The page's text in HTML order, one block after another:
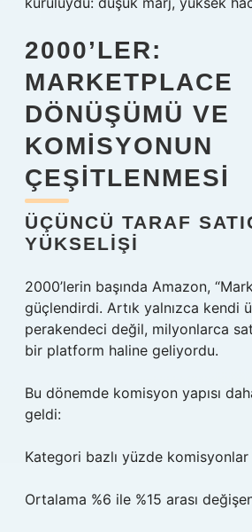
2000’LER:
MARKETPLACE
DÖNÜŞÜMÜ VE
KOMISYONUN
ÇEŞITLENMESI
ÜÇÜNCÜ TARAF
YÜKSELIŞI
2000’lerin başında Amazon,
güçlendirdi. Artık yalnızca kendi
perakendeci değil, milyonlarca
bir platform haline geliyordu.
Bu dönemde komisyon yapısı
geldi:
Kategori bazlı yüzde komisyonlar
Ortalama %6 ile %15 arası